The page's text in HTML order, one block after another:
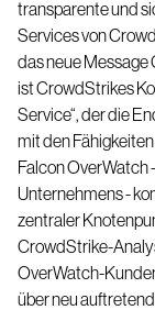
transparente und
Services von
das neue Message
ist CrowdStrikes
Service“, der die
mit den
Falcon OverWatch
Unternehmens -
zentraler
CrowdStrike-
OverWatch-
über neu